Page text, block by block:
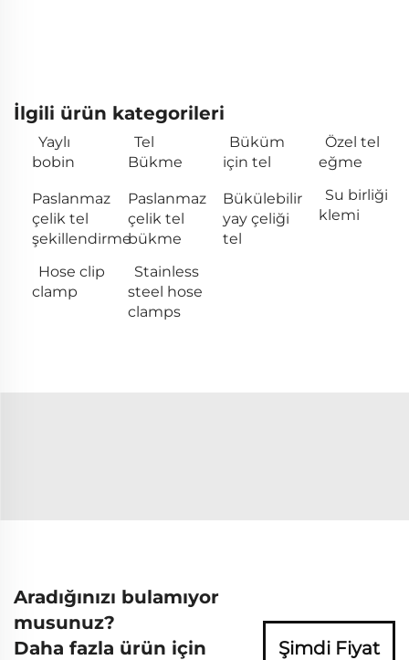
İlgili ürün kategorileri
Yaylı
bobin
Tel
Bükme
Büküm
için tel
Özel tel
eğme
Paslanmaz
çelik tel
şekillendirme
Paslanmaz
çelik tel
bükme
Bükülebilir
yay çeliği
tel
Su birliği
klemi
Hose clip
clamp
Stainless
steel hose
clamps
Aradığınızı bulamıyor
musunuz?
Daha fazla ürün için
Şimdi Fiyat